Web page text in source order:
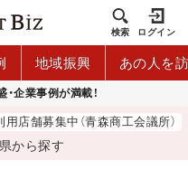
検索 ログイン
地域振興 あの人を
企業事例が満載！
店舗募集中（青森商工会議所）
から探す